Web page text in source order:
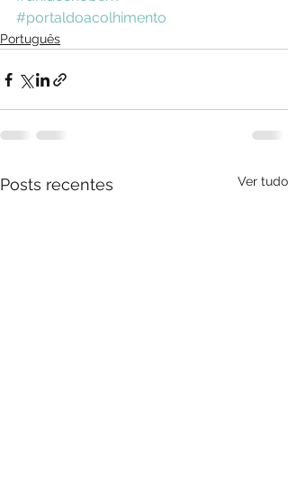
#portaldoacolhimento
Português
Posts recentes Ver tudo